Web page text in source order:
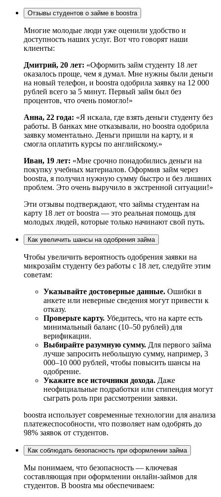
Отзывы студентов о займе в boostra
Многие молодые люди уже оценили удобство и
доступность наших услуг. Вот что говорят наши
клиенты:
Дмитрий, 20 лет: «Оформить займ студенту 18 лет
оказалось проще, чем я думал. Мне нужны были деньги
на новый телефон, и boostra одобрила заявку на 12 000
рублей всего за 5 минут. Первый займ был без
процентов, что очень помогло!»
Анна, 22 года: «Я искала, где взять деньги студенту без
работы. В банках мне отказывали, но boostra одобрила
заявку моментально. Деньги пришли на карту, и я
смогла оплатить курсы по английскому.»
Иван, 19 лет: «Мне срочно понадобились деньги на
покупку учебных материалов. Оформив займ через
boostra, я получил нужную сумму быстро и без лишних
проблем. Это очень выручилo в экстренной ситуации!»
Эти отзывы подтверждают, что займы студентам на
карту 18 лет от boostra — это реальная помощь для
молодых людей, которые только начинают свой путь.
Как увеличить шансы на одобрения займа
Чтобы увеличить вероятность одобрения заявки на
микрозайм студенту без работы с 18 лет, следуйте этим
советам:
Указывайте достоверные данные. Ошибки в
анкете или неверные сведения могут привести к
отказу.
Проверьте карту. Убедитесь, что на карте есть
минимальный баланс (10–50 рублей) для
верификации.
Выбирайте разумную сумму. Для первого займа
лучше запросить небольшую сумму, например, 3
000–10 000 рублей, чтобы повысить шансы на
одобрение.
Укажите все источники дохода. Даже
неофициальные подработки или стипендия могут
сыграть роль при рассмотрении заявки.
boostra использует современные технологии для анализа
платежеспособности, что позволяет нам одобрять до
98% заявок от студентов.
Как соблюдать безопасность при оформлении займа
Мы понимаем, что безопасность — ключевая
составляющая при оформлении онлайн-займов для
студентов. В boostra мы обеспечиваем: